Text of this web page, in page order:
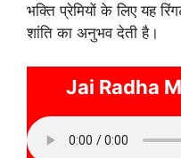
भक्ति प्रेमियों के लिए यह
शांति का अनुभव देती है।
Jai Radha